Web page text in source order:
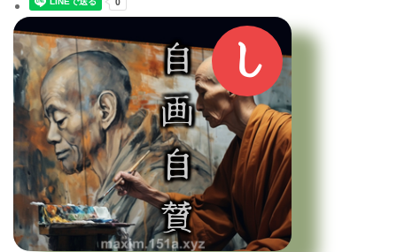
し
自画自賛